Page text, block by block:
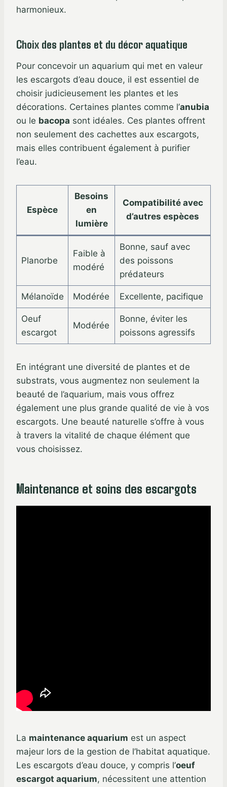
harmonieux.
Choix des plantes et du décor aquatique
Pour concevoir un aquarium qui met en valeur
les escargots d’eau douce, il est essentiel de
choisir judicieusement les plantes et les
décorations. Certaines plantes comme l’anubia
ou le bacopa sont idéales. Ces plantes offrent
non seulement des cachettes aux escargots,
mais elles contribuent également à purifier
l’eau.
Espèce
Besoins
en
lumière
Compatibilité avec
d’autres espèces
Planorbe
Faible à
modéré
Bonne, sauf avec
des poissons
prédateurs
Mélanoïde Modérée Excellente, pacifique
Oeuf
escargot
Modérée
Bonne, éviter les
poissons agressifs
En intégrant une diversité de plantes et de
substrats, vous augmentez non seulement la
beauté de l’aquarium, mais vous offrez
également une plus grande qualité de vie à vos
escargots. Une beauté naturelle s’offre à vous
à travers la vitalité de chaque élément que
vous choisissez.
Maintenance et soins des escargots
La maintenance aquarium est un aspect
majeur lors de la gestion de l’habitat aquatique.
Les escargots d’eau douce, y compris l’oeuf
escargot aquarium, nécessitent une attention